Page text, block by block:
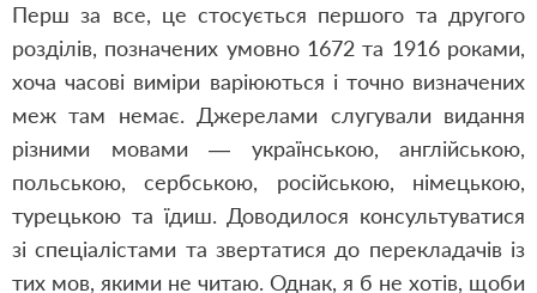
Перш за все, це стосується першого та другого
розділів, позначених умовно 1672 та 1916 роками,
хоча часові виміри варіюються і точно визначених
меж там немає. Джерелами слугували видання
різними мовами — українською, англійською,
польською, сербською, російською, німецькою,
турецькою та їдиш. Доводилося консультуватися
зі спеціалістами та звертатися до перекладачів із
тих мов, якими не читаю. Однак, я б не хотів, щоби